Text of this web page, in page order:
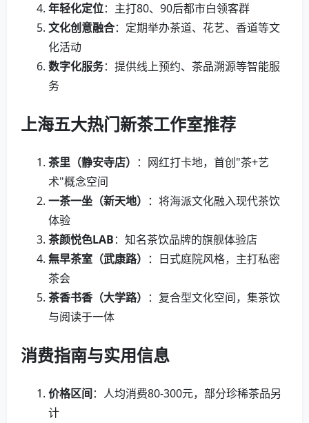
年轻化定位：主打80、90后都市白领客群
文化创意融合：定期举办茶道、花艺、香道等文
化活动
数字化服务：提供线上预约、茶品溯源等智能服
务
上海五大热门新茶工作室推荐
茶里（静安寺店） ：网红打卡地，首创"茶+艺
术"概念空间
一茶一坐（新天地） ：将海派文化融入现代茶饮
体验
茶颜悦色LAB：知名茶饮品牌的旗舰体验店
無早茶室（武康路） ：日式庭院风格，主打私密
茶会
茶香书香（大学路） ：复合型文化空间，集茶饮
与阅读于一体
消费指南与实用信息
价格区间：人均消费80-300元，部分珍稀茶品另
计